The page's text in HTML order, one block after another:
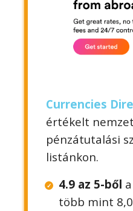
Currencies
értékelt
pénzátutalási
listánkon.
4.9 az 5-ből
több mint